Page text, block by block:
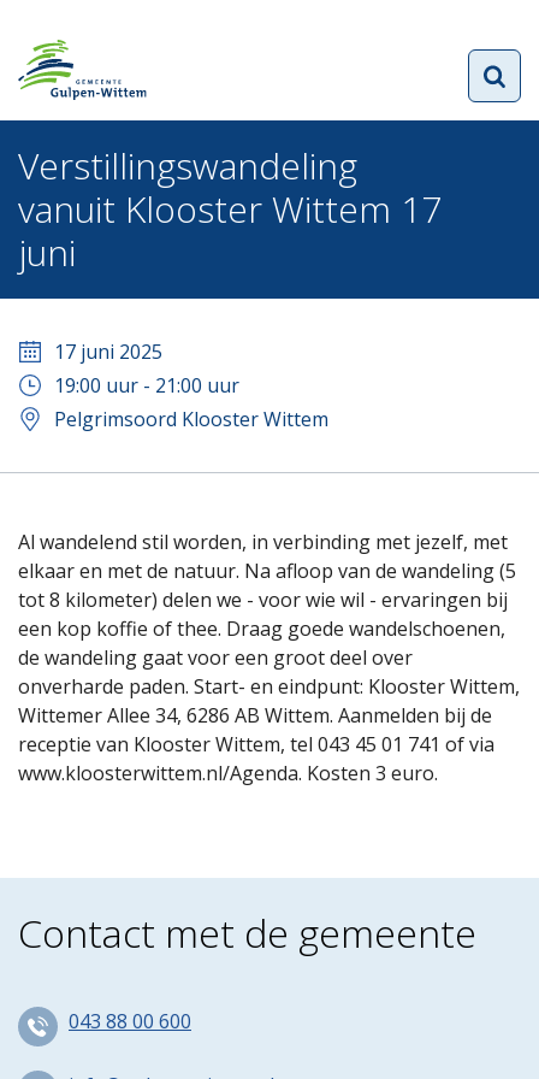
Verstillingswandeling
vanuit Klooster Wittem 17
juni
17 juni 2025
19:00 uur - 21:00 uur
Pelgrimsoord Klooster Wittem
Al wandelend stil worden, in verbinding met jezelf, met
elkaar en met de natuur. Na afloop van de wandeling (5
tot 8 kilometer) delen we - voor wie wil - ervaringen bij
een kop koffie of thee. Draag goede wandelschoenen,
de wandeling gaat voor een groot deel over
onverharde paden. Start- en eindpunt: Klooster Wittem,
Wittemer Allee 34, 6286 AB Wittem. Aanmelden bij de
receptie van Klooster Wittem, tel 043 45 01 741 of via
www.kloosterwittem.nl/Agenda. Kosten 3 euro.
Contact met de gemeente
043 88 00 600